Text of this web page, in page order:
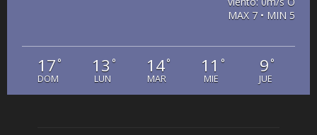
MAX 7 • MIN 5
17°
DOM
13 °
LUN
14°
MAR
11 °
MIE
9°
JUE